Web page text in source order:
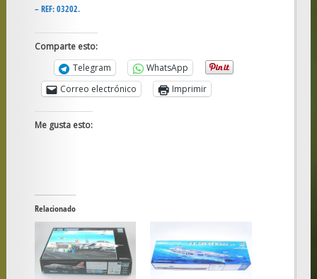
– REF: 03202.
Comparte esto:
Telegram
WhatsApp
Correo electrónico
Imprimir
Me gusta esto:
Relacionado